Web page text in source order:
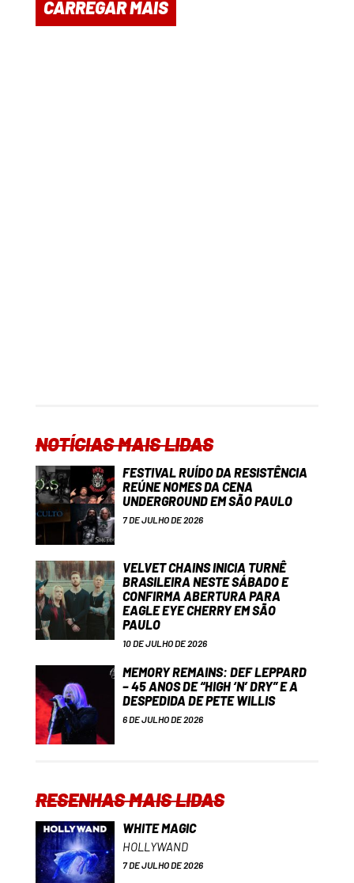
CARREGAR MAIS
NOTÍCIAS MAIS LIDAS
FESTIVAL RUÍDO DA RESISTÊNCIA
REÚNE NOMES DA CENA
UNDERGROUND EM SÃO PAULO
7 DE JULHO DE 2026
VELVET CHAINS INICIA TURNÊ
BRASILEIRA NESTE SÁBADO E
CONFIRMA ABERTURA PARA
EAGLE EYE CHERRY EM SÃO
PAULO
10 DE JULHO DE 2026
MEMORY REMAINS: DEF LEPPARD
– 45 ANOS DE “HIGH ‘N’ DRY” E A
DESPEDIDA DE PETE WILLIS
6 DE JULHO DE 2026
RESENHAS MAIS LIDAS
WHITE MAGIC
HOLLYWAND
7 DE JULHO DE 2026